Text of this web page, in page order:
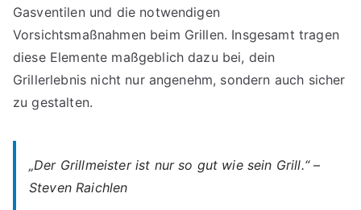
Gasventilen und die notwendigen
Vorsichtsmaßnahmen beim Grillen. Insgesamt tragen
diese Elemente maßgeblich dazu bei, dein
Grillerlebnis nicht nur angenehm, sondern auch sicher
zu gestalten.
„Der Grillmeister ist nur so gut wie sein Grill.“ –
Steven Raichlen